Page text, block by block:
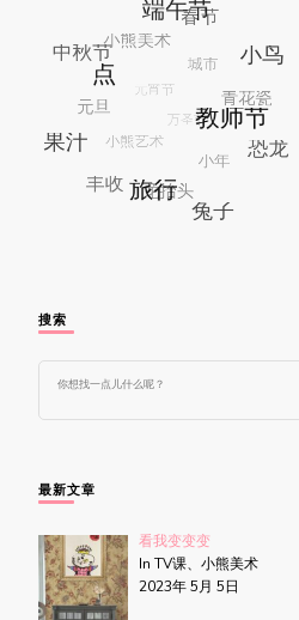
搜索
么
吗?
最新文章
看我变变变
In TV课、小熊美术
2023年 5月 5日